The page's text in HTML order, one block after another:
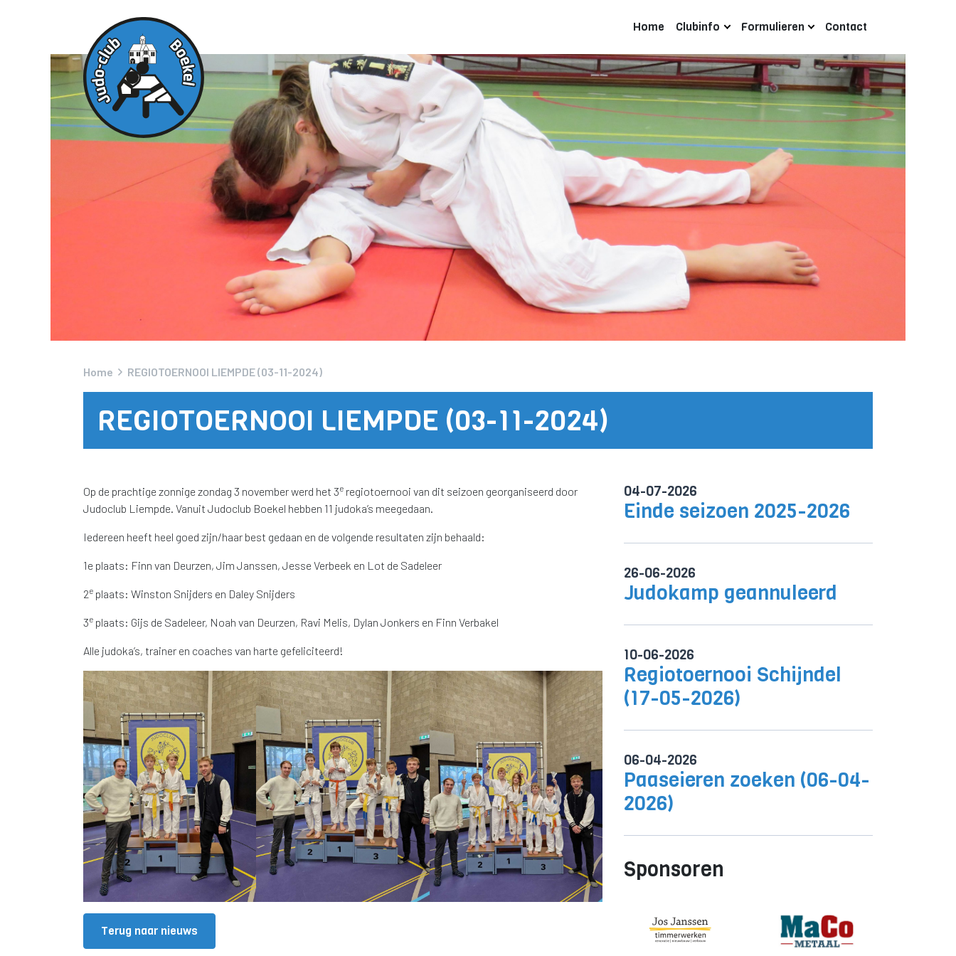
Home Clubinfo Formulieren Contact
Home REGIOTOERNOOI LIEMPDE (03-11-2024)
REGIOTOERNOOI LIEMPDE (03-11-2024)
Op de prachtige zonnige zondag 3 november werd het 3e regiotoernooi van dit seizoen georganiseerd door
Judoclub Liempde. Vanuit Judoclub Boekel hebben 11 judoka’s meegedaan.
Iedereen heeft heel goed zijn/haar best gedaan en de volgende resultaten zijn behaald:
1e plaats: Finn van Deurzen, Jim Janssen, Jesse Verbeek en Lot de Sadeleer
2e plaats: Winston Snijders en Daley Snijders
3e plaats: Gijs de Sadeleer, Noah van Deurzen, Ravi Melis, Dylan Jonkers en Finn Verbakel
Alle judoka’s, trainer en coaches van harte gefeliciteerd!
Terug naar nieuws
04-07-2026
Einde seizoen 2025-2026
26-06-2026
Judokamp geannuleerd
10-06-2026
Regiotoernooi Schijndel
(17-05-2026)
06-04-2026
Paaseieren zoeken (06-04-
2026)
Sponsoren